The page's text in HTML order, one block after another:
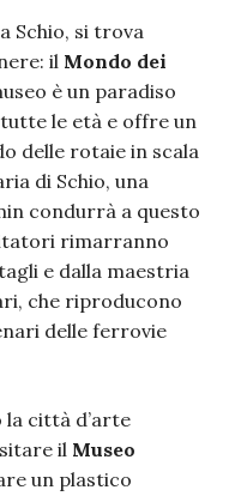
Schio, si trova
il Mondo dei
è un paradiso
le età e offre un
delle rotaie in scala
di Schio, una
condurrà a questo
rimarranno
e dalla maestria
che riproducono
delle ferrovie
città d’arte
il Museo
un plastico